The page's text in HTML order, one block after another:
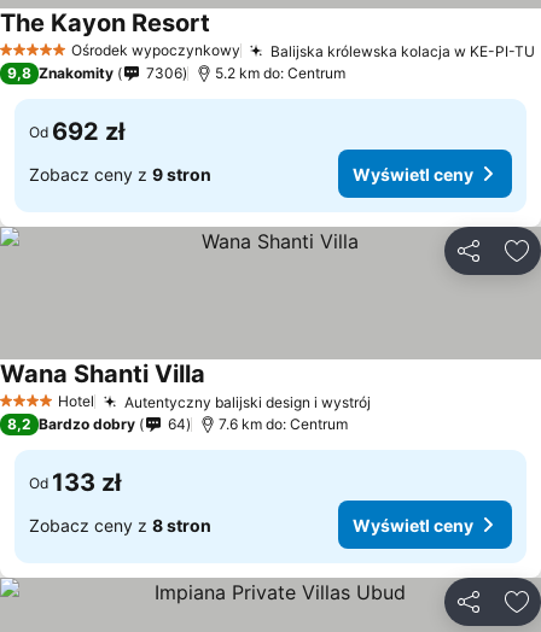
5 KategoriaOśrodek wypoczynkowy Balijska królewska kolacja w KE-PI-TU
The Kayon Resort
9,8 Znakomity 7306 5.2 km do: Centrum
Od 692 zł
Zobacz ceny z 9 stron Wyświetl ceny
4 KategoriaHotel Autentyczny balijski design i wystrój
Wana Shanti Villa
8,2 Bardzo dobry 64 7.6 km do: Centrum
Od 133 zł
Zobacz ceny z 8 stron Wyświetl ceny